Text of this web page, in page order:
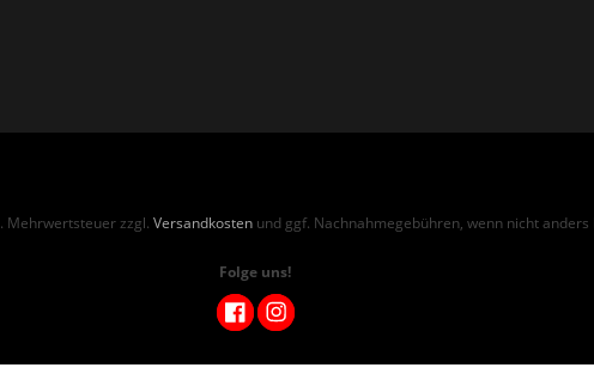
Mehrwertsteuer zzgl. Versandkostenund ggf. Nachnahmegebühren, wenn nicht anders
Folge uns!